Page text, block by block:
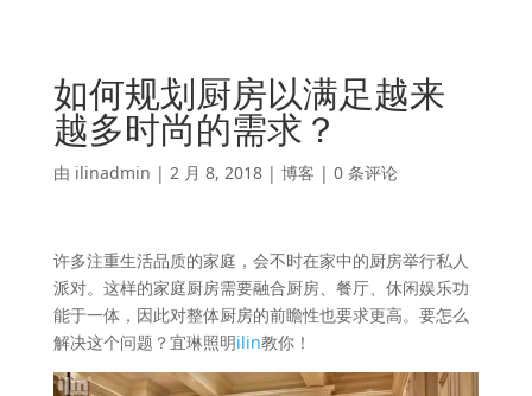
如何规划厨房以满足越来
越多时尚的需求？
由 ilinadmin | 2 月 8, 2018| 博客 | 0 条评论
许多注重生活品质的家庭，会不时在家中的厨房举行私人
派对。这样的家庭厨房需要融合厨房、餐厅、休闲娱乐功
能于一体，因此对整体厨房的前瞻性也要求更高。要怎么
解决这个问题？宜琳照明ilin教你！